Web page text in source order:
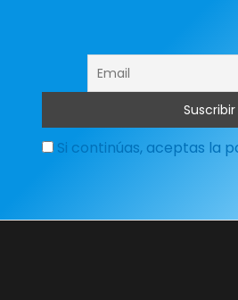
Si continúas, aceptas la